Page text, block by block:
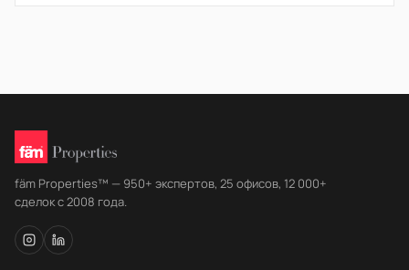
fäm Properties™ — 950+ экспертов, 25 офисов, 12 000+
сделок с 2008 года.